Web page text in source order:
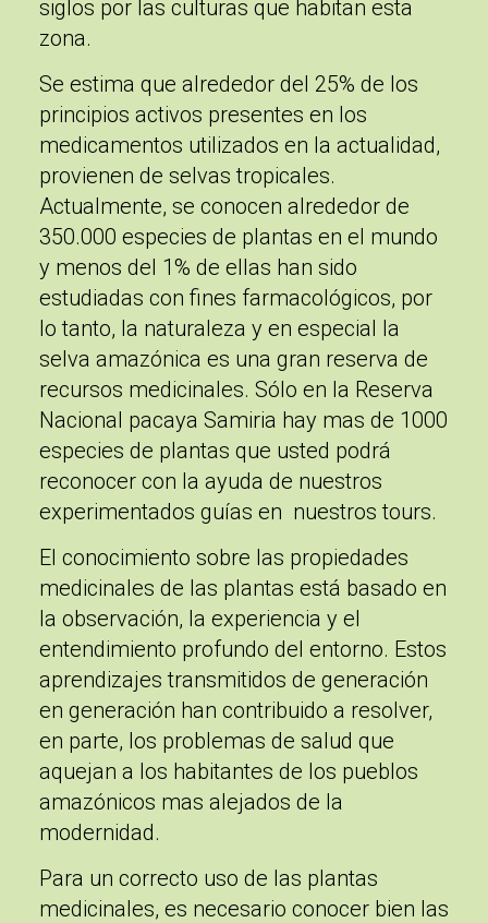
siglos por las culturas que habitan esta
zona.
Se estima que alrededor del 25% de los
principios activos presentes en los
medicamentos utilizados en la actualidad,
provienen de selvas tropicales.
Actualmente, se conocen alrededor de
350.000 especies de plantas en el mundo
y menos del 1% de ellas han sido
estudiadas con fines farmacológicos, por
lo tanto, la naturaleza y en especial la
selva amazónica es una gran reserva de
recursos medicinales. Sólo en la Reserva
Nacional pacaya Samiria hay mas de 1000
especies de plantas que usted podrá
reconocer con la ayuda de nuestros
experimentados guías en nuestros tours.
El conocimiento sobre las propiedades
medicinales de las plantas está basado en
la observación, la experiencia y el
entendimiento profundo del entorno. Estos
aprendizajes transmitidos de generación
en generación han contribuido a resolver,
en parte, los problemas de salud que
aquejan a los habitantes de los pueblos
amazónicos mas alejados de la
modernidad.
Para un correcto uso de las plantas
medicinales, es necesario conocer bien las